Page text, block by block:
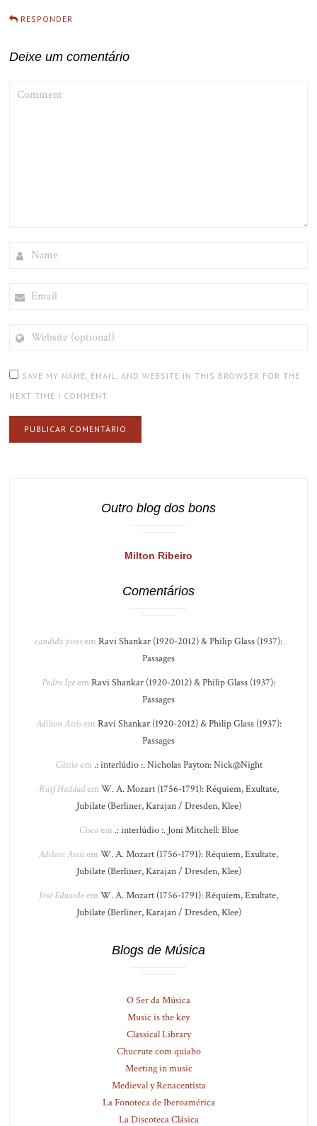
RESPONDER
Deixe um comentário
(OPTIONAL)
SAVE MY NAME, EMAIL, AND WEBSITE IN THIS BROWSER FOR THE
NEXT TIME I COMMENT.
Outro blog dos bons
Milton Ribeiro
Comentários
candida piresem Ravi Shankar (1920-2012) & Philip Glass (1937):
Passages
Pedro Ipêem Ravi Shankar (1920-2012) & Philip Glass (1937):
Passages
Adilson Assisem Ravi Shankar (1920-2012) & Philip Glass (1937):
Passages
Cássioem .: interlúdio :. Nicholas Payton: Nick@Night
Raif Haddadem W. A. Mozart (1756-1791): Réquiem, Exultate,
Jubilate (Berliner, Karajan / Dresden, Klee)
Ciscoem .: interlúdio :. Joni Mitchell: Blue
Adilson Assisem W. A. Mozart (1756-1791): Réquiem, Exultate,
Jubilate (Berliner, Karajan / Dresden, Klee)
José Eduardoem W. A. Mozart (1756-1791): Réquiem, Exultate,
Jubilate (Berliner, Karajan / Dresden, Klee)
Blogs de Música
O Ser da Música
Music is the key
Classical Library
Chucrute com quiabo
Meeting in music
Medieval y Renacentista
La Fonoteca de Iberoamérica
La Discoteca Clásica